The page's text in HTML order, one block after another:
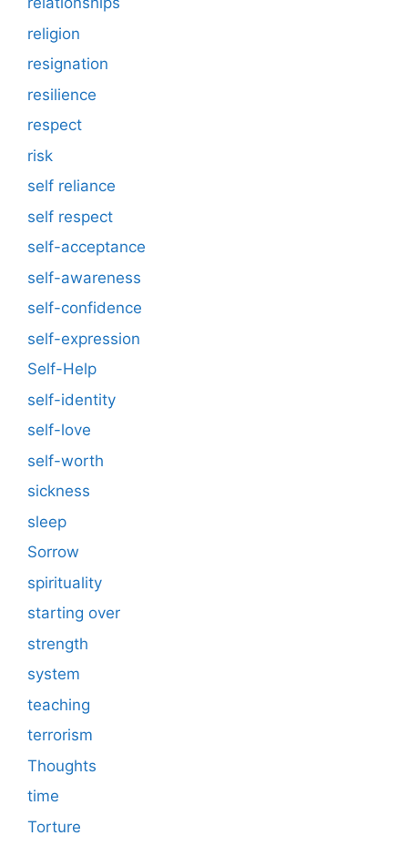
religion
resignation
resilience
respect
risk
self reliance
self respect
self-acceptance
self-awareness
self-confidence
self-expression
Self-Help
self-identity
self-love
self-worth
sickness
sleep
Sorrow
spirituality
starting over
strength
system
teaching
terrorism
Thoughts
time
Torture